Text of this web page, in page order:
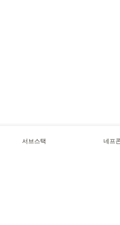
서브스택 네프